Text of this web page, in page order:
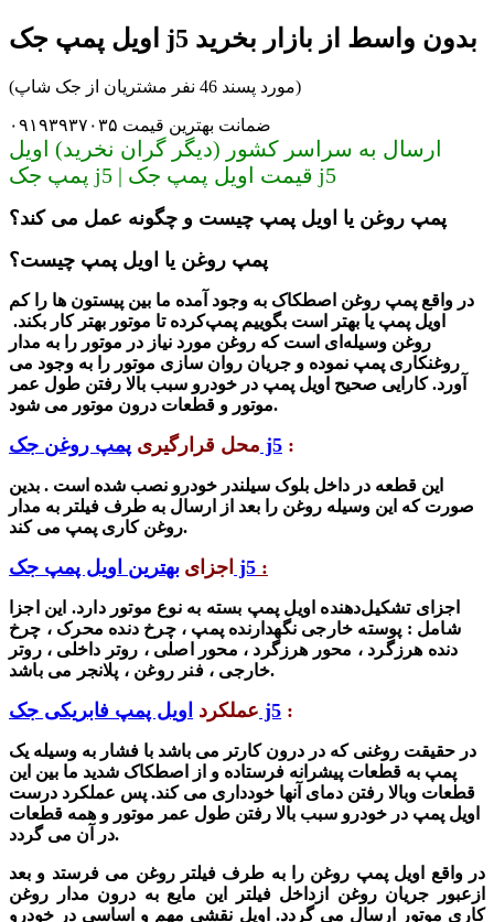
اویل پمپ جک j5 بدون واسط از بازار بخرید
(مورد پسند 46 نفر مشتریان از جک شاپ)
ضمانت بهترین قیمت ۰۹۱۹۳۹۳۷۰۳۵
ارسال به سراسر کشور (دیگر گران نخرید) اویل
پمپ جک j5 | قیمت اویل پمپ جک j5
پمپ روغن یا اویل پمپ چیست و چگونه عمل می کند؟
پمپ روغن یا اویل پمپ چیست؟
در واقع پمپ روغن اصطکاک به وجود آمده ما بین پیستون ها را کم
کرده تا موتور بهتر کار بکند.اویل پمپ یا بهتر است بگوییم پمپ
روغن وسیله‌ای است که روغن مورد نیاز در موتور را به مدار
روغنکاری پمپ نموده و جریان روان سازی موتور را به وجود می
آورد.کارایی صحیح اویل پمپ در خودرو سبب بالا رفتن طول عمر
موتور و قطعات درون موتور می شود.
محل قرارگیری پمپ روغن جک j5 :
این قطعه در داخل بلوک سیلندر خودرو نصب شده است . بدین
صورت که این وسیله روغن را بعد از ارسال به طرف فیلتر به مدار
روغن کاری پمپ می کند.
اجزای بهترین اویل پمپ جک j5 :
اجزای تشکیل‌دهنده اویل پمپ بسته به نوع موتور دارد. این اجزا
شامل : پوسته خارجی نگهدارنده پمپ ،چرخ دنده محرک ، چرخ
دنده هرزگرد ، محور هرزگرد ، محور اصلی ، روتر داخلی ،روتر
خارجی ،فنر روغن ، پلانجر می باشد.
عملکرد اویل پمپ فابریکی جک j5 :
در حقیقت روغنی که در درون کارتر می باشد با فشار به وسیله یک
پمپ به قطعات پیشرانه فرستاده و از اصطکاک شدید ما بین این
قطعات وبالا رفتن دمای آنها خودداری می کند. پس عملکرد درست
اویل پمپ در خودرو سبب بالا رفتن طول عمر موتور و همه قطعات
در آن می گردد.
در واقع اویل پمپ روغن را به طرف فیلتر روغن می فرستد و بعد
ازعبور جریان روغن ازداخل فیلتر این مایع به درون مدار روغن
کاری موتور ارسال می گردد. اویل نقشی مهم و اساسی در خودرو